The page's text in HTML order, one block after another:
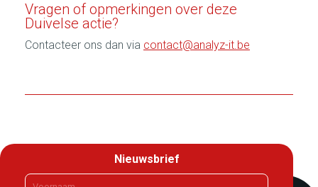
Vragen of opmerkingen over deze
Duivelse actie?
Contacteer ons dan via contact@analyz-it.be
Nieuwsbrief